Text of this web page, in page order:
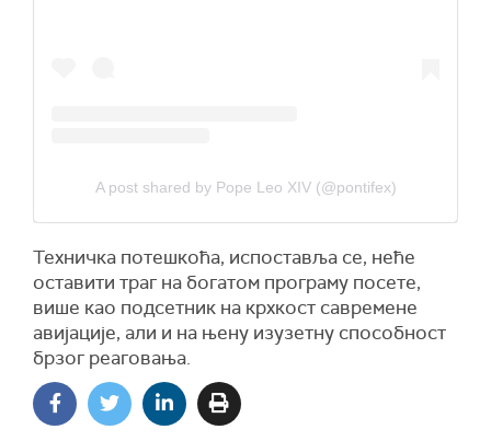
A post shared by Pope Leo XIV (@pontifex)
Техничка потешкоћа, испоставља се, неће
оставити траг на богатом програму посете,
више као подсетник на крхкост савремене
авијације, али и на њену изузетну способност
брзог реаговања.